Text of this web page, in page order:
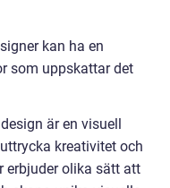
kan ha en
som uppskattar det
är en visuell
kreativitet och
erbjuder olika sätt att